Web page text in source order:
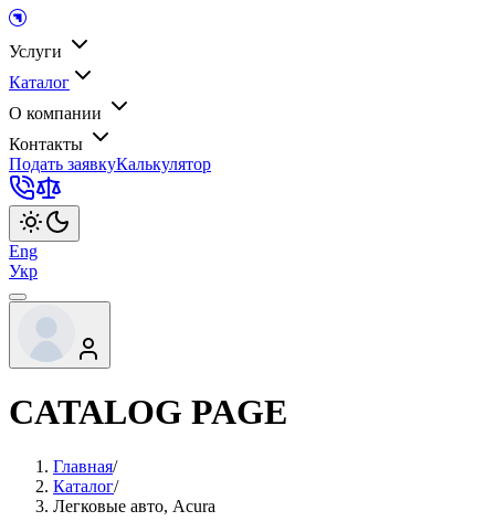
Услуги
Каталог
О компании
Контакты
Подать заявкуКалькулятор
Eng
Укр
CATALOG PAGE
Главная/
Каталог/
Легковые авто, Acura